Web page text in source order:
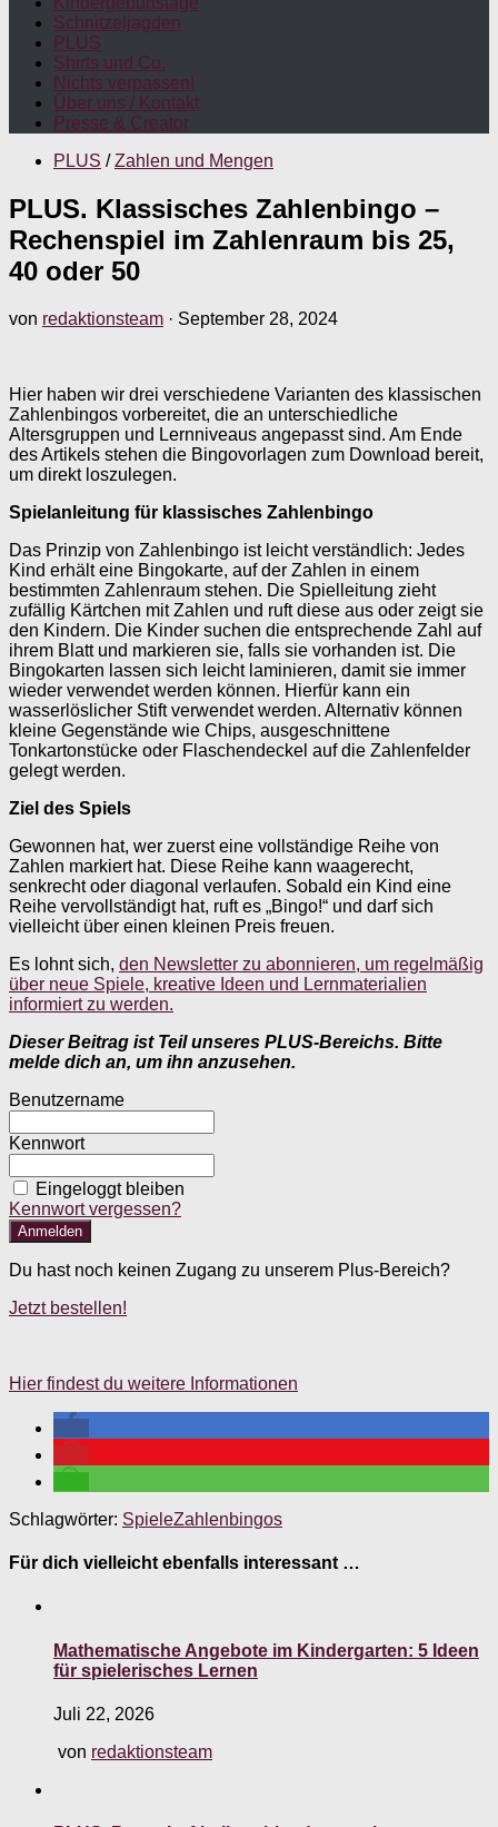
Schnitzeljagden
PLUS
Shirts und Co.
Nichts verpassen!
Über uns / Kontakt
Presse & Creator
PLUS / Zahlen und Mengen
PLUS. Klassisches Zahlenbingo –
Rechenspiel im Zahlenraum bis 25,
40 oder 50
von redaktionsteam · September 28, 2024
Hier haben wir drei verschiedene Varianten des klassischen
Zahlenbingos vorbereitet, die an unterschiedliche
Altersgruppen und Lernniveaus angepasst sind. Am Ende
des Artikels stehen die Bingovorlagen zum Download bereit,
um direkt loszulegen.
Spielanleitung für klassisches Zahlenbingo
Das Prinzip von Zahlenbingo ist leicht verständlich: Jedes
Kind erhält eine Bingokarte, auf der Zahlen in einem
bestimmten Zahlenraum stehen. Die Spielleitung zieht
zufällig Kärtchen mit Zahlen und ruft diese aus oder zeigt sie
den Kindern. Die Kinder suchen die entsprechende Zahl auf
ihrem Blatt und markieren sie, falls sie vorhanden ist. Die
Bingokarten lassen sich leicht laminieren, damit sie immer
wieder verwendet werden können. Hierfür kann ein
wasserlöslicher Stift verwendet werden. Alternativ können
kleine Gegenstände wie Chips, ausgeschnittene
Tonkartonstücke oder Flaschendeckel auf die Zahlenfelder
gelegt werden.
Ziel des Spiels
Gewonnen hat, wer zuerst eine vollständige Reihe von
Zahlen markiert hat. Diese Reihe kann waagerecht,
senkrecht oder diagonal verlaufen. Sobald ein Kind eine
Reihe vervollständigt hat, ruft es „Bingo!“ und darf sich
vielleicht über einen kleinen Preis freuen.
Es lohnt sich, den Newsletter zu abonnieren, um regelmäßig
über neue Spiele, kreative Ideen und Lernmaterialien
informiert zu werden.
Dieser Beitrag ist Teil unseres PLUS-Bereichs. Bitte
melde dich an, um ihn anzusehen.
Benutzername
Kennwort
Eingeloggt bleiben
Kennwort vergessen?
Du hast noch keinen Zugang zu unserem Plus-Bereich?
Jetzt bestellen!
Hier findest du weitere Informationen
Schlagwörter: SpieleZahlenbingos
Für dich vielleicht ebenfalls interessant …
Mathematische Angebote im Kindergarten: 5 Ideen
für spielerisches Lernen
Juli 22, 2026
von redaktionsteam